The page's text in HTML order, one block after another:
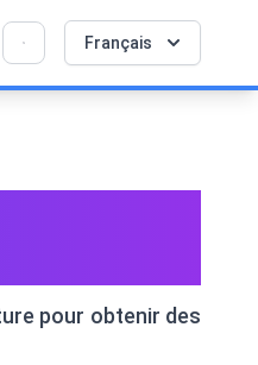
Français
pour obtenir des
Aidez-nous à le